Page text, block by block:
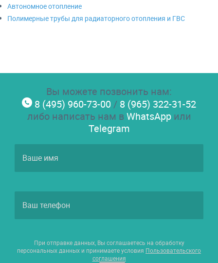
Автономное отопление
Полимерные трубы для радиаторного отопления и ГВС
Вы можете позвонить нам:
8 (495) 960-73-00 / 8 (965) 322-31-52
либо написать нам вWhatsAppили
Telegram
При отправке данных, Вы соглашаетесь на обработку
персональных данных и принимаете условия Пользовательского
соглашения